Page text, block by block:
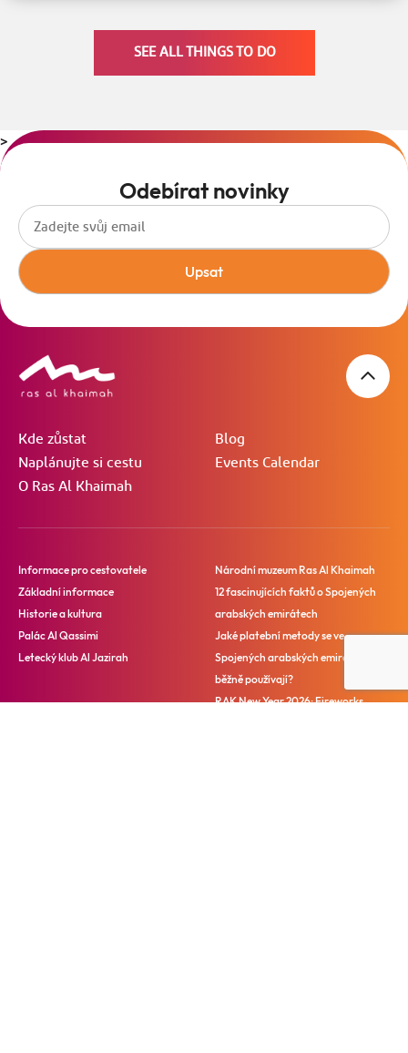
SEE ALL THINGS TO DO
>
Odebírat novinky
Upsat
Kde zůstat
Naplánujte si cestu
O Ras Al Khaimah
Blog
Events Calendar
Informace pro cestovatele
Základní informace
Historie a kultura
Palác Al Qassimi
Letecký klub Al Jazirah
Národní muzeum Ras Al Khaimah
12 fascinujících faktů o Spojených
arabských emirátech
Jaké platební metody se ve
Spojených arabských emirátech
běžně používají?
RAK New Year 2026: Fireworks,